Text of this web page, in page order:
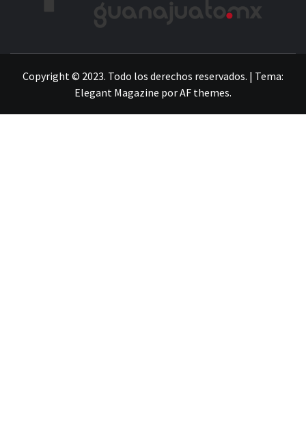
Copyright © 2023. Todo los derechos reservados. | Tema:
Elegant Magazine porAF themes.